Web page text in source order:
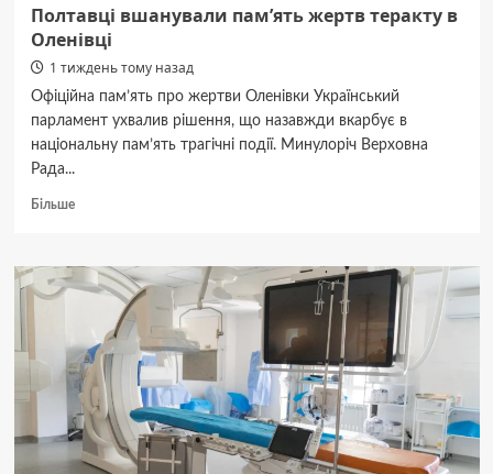
Полтавці вшанували пам’ять жертв теракту в
Оленівці
1 тиждень тому назад
Офіційна пам’ять про жертви Оленівки Український
парламент ухвалив рішення, що назавжди вкарбує в
національну пам’ять трагічні події. Минулоріч Верховна
Рада...
БільшеДокладніше
вшанували
пам’ять
теракту
в
Оленівці